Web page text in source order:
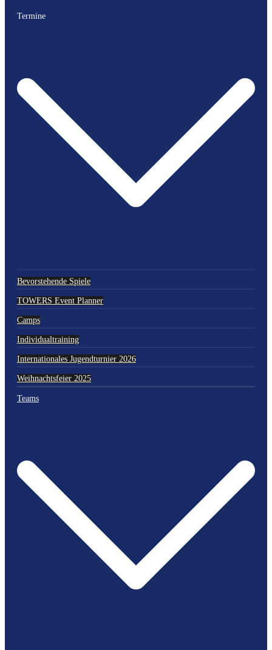
Termine
Bevorstehende Spiele
TOWERS Event Planner
Camps
Individualtraining
Internationales Jugendturnier 2026
Weihnachtsfeier 2025
Teams